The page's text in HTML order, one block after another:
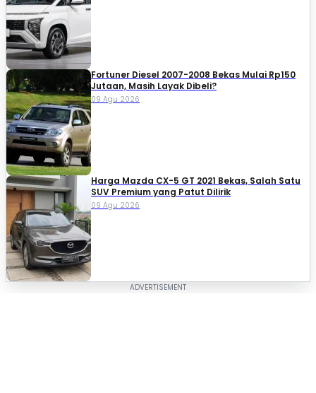
Fortuner Diesel 2007-2008 Bekas Mulai Rp150
Jutaan, Masih Layak Dibeli?
09 Agu 2026
Harga Mazda CX-5 GT 2021 Bekas, Salah Satu
SUV Premium yang Patut Dilirik
09 Agu 2026